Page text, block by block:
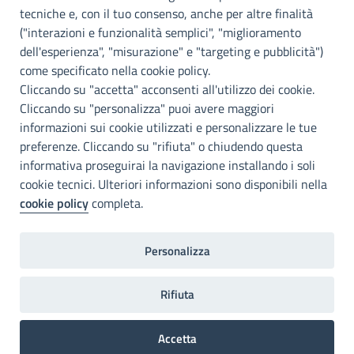
Palermo
INFO E CONTATTI
I nostri canali social
Accessibilità
Città Metropolitana di Palermo si impegna a rendere il proprio sito
web accessibile, conformemente al D.lgs. 10 agosto 2018, n°106
che ha recepito la direttiva UE 2016/2102 del Parlamento euopeo e
del Consiglio.
Dichiarazione di accessibilità
tecniche e, con il tuo consenso, anche per altre finalità
("interazioni e funzionalità semplici", "miglioramento
dell'esperienza", "misurazione" e "targeting e pubblicità")
come specificato nella cookie policy.
Cliccando su "accetta" acconsenti all'utilizzo dei cookie.
Cliccando su "personalizza" puoi avere maggiori
informazioni sui cookie utilizzati e personalizzare le tue
preferenze. Cliccando su "rifiuta" o chiudendo questa
informativa proseguirai la navigazione installando i soli
cookie tecnici. Ulteriori informazioni sono disponibili nella
cookie policycompleta.
Personalizza
Rifiuta
Accetta